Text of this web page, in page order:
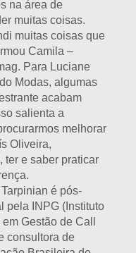
na área de
muitas coisas.
muitas coisas que
Camila –
Para Luciane
Modas, algumas
acabam
salienta a
melhorar
Oliveira,
ter e saber praticar
é pós-
pela INPG (Instituto
Gestão de Call
consultora de